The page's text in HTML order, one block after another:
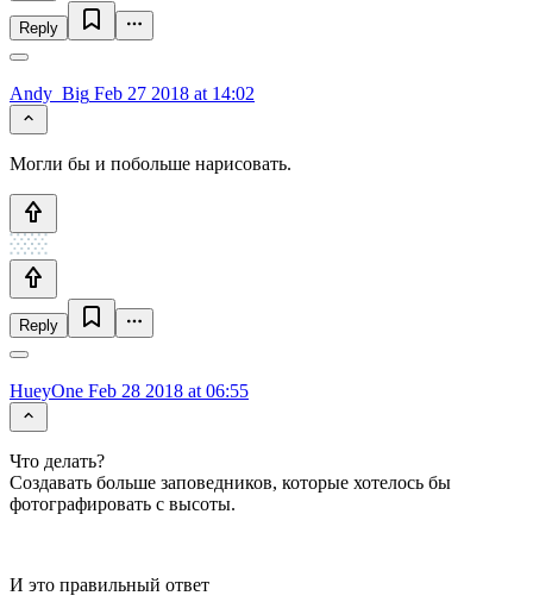
Reply
Andy_Big Feb 27 2018 at 14:02
Могли бы и побольше нарисовать.
Reply
HueyOne Feb 28 2018 at 06:55
Что делать?
Создавать больше заповедников, которые хотелось бы
фотографировать с высоты.
И это правильный ответ